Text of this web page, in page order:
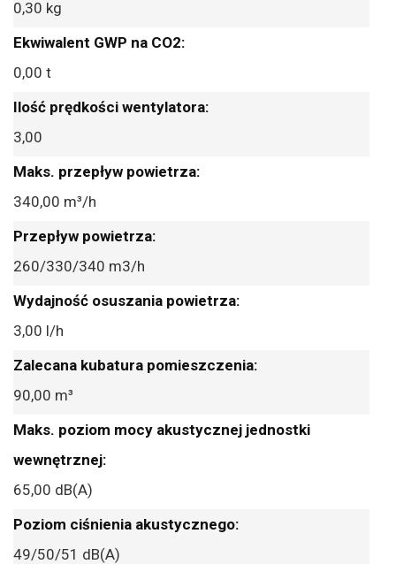
0,30 kg
0,00 t
3,00
340,00 m³/h
260/330/340 m3/h
3,00 l/h
90,00 m³
65,00 dB(A)
49/50/51 dB(A)